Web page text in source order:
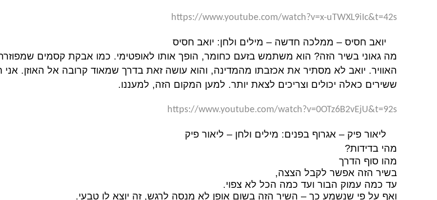
https://www.youtube.com/watch?v=x-uTWXL9iIc&t=42s
יואב חסיס – ממלכה חדשה – מילים ולחן: יואב חסיס
מה גאוני בשיר הזה? הוא משתמש בזעם כחומר, הופך אותו לאופטימי. כמו אבקת קסמים
האוויר. יואב לא מסתיר את אכזבתו מהמדינה, והוא עושה זאת בדרך שמאוד קרובה אל האוזן. אני
ששירים כאלה יכולים וצריכים לצאת יותר. למען המקום הזה, למעננו.
https://www.youtube.com/watch?v=0OTz6B2vEjU&t=92s
ליאור פיק – אגרוף בפנים: מילים ולחן – ליאור פיק
מהי בדידות?
מהו סוף הדרך
בשיר הזה אפשר לקבל הצצה,
עד כמה עמוק הבור ועד כמה הכל לא צפוי.
ואף על פי שנשמע כך – השיר הזה בשום אופן לא מנסה לרגש, זה יוצא לו טבעי.